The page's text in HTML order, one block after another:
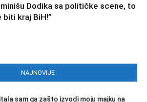
Dodika sa političke scene, to
biti kraj BiH!”
NAJNOVIJE
sam ga zašto izvodi moju majku na